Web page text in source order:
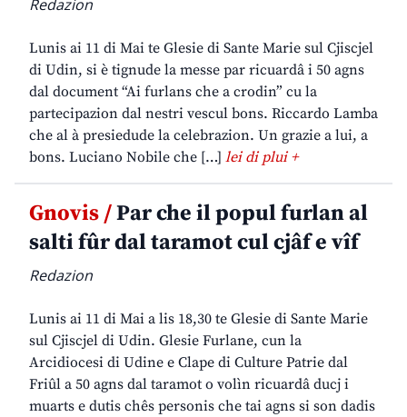
Redazion
Lunis ai 11 di Mai te Glesie di Sante Marie sul Cjiscjel
di Udin, si è tignude la messe par ricuardâ i 50 agns
dal document “Ai furlans che a crodin” cu la
partecipazion dal nestri vescul bons. Riccardo Lamba
che al à presiedude la celebrazion. Un grazie a lui, a
bons. Luciano Nobile che […] lei di plui +
Gnovis /Par che il popul furlan al
salti fûr dal taramot cul cjâf e vîf
Redazion
Lunis ai 11 di Mai a lis 18,30 te Glesie di Sante Marie
sul Cjiscjel di Udin. Glesie Furlane, cun la
Arcidiocesi di Udine e Clape di Culture Patrie dal
Friûl a 50 agns dal taramot o volìn ricuardâ ducj i
muarts e dutis chês personis che tai agns si son dadis